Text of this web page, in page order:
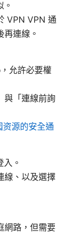
VPN VPN 通
連線。
允許必要權
與「連線前詢
资源的安全通
。
線、以及選擇
網路，但需要